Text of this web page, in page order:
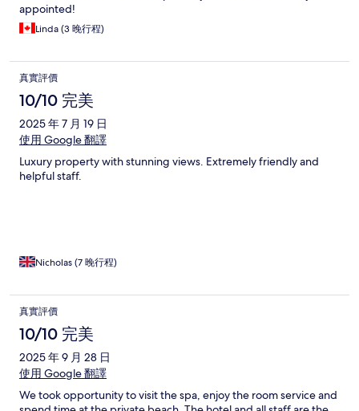
appointed!
Linda (3 晚行程)
真實評價
10/10 完美
2025 年 7 月 19 日
使用 Google 翻譯
Luxury property with stunning views. Extremely friendly and
helpful staff.
Nicholas (7 晚行程)
真實評價
10/10 完美
2025 年 9 月 28 日
使用 Google 翻譯
We took opportunity to visit the spa, enjoy the room service and